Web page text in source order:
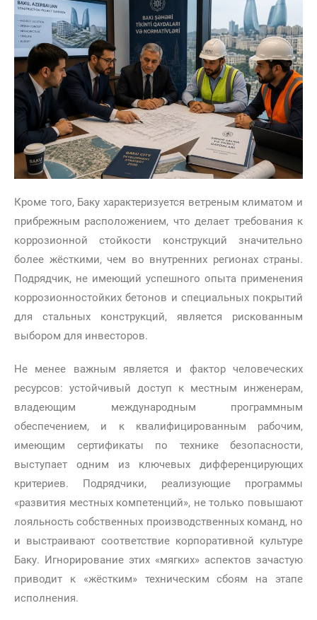
Кроме того, Баку характеризуется ветреным климатом и
прибрежным расположением, что делает требования к
коррозионной стойкости конструкций значительно
более жёсткими, чем во внутренних регионах страны.
Подрядчик, не имеющий успешного опыта применения
коррозионностойких бетонов и специальных покрытий
для стальных конструкций, является рискованным
выбором для инвесторов.
Не менее важным является и фактор человеческих
ресурсов: устойчивый доступ к местным инженерам,
владеющим международным программным
обеспечением, и к квалифицированным рабочим,
имеющим сертификаты по технике безопасности,
выступает одним из ключевых дифференцирующих
критериев. Подрядчики, реализующие программы
«развития местных компетенций», не только повышают
лояльность собственных производственных команд, но
и выстраивают соответствие корпоративной культуре
Баку. Игнорирование этих «мягких» аспектов зачастую
приводит к «жёстким» техническим сбоям на этапе
исполнения.